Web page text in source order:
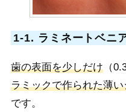
1-1. ラミネートベニ
歯の表面を少しだけ（
ラミックで作られた薄
です。